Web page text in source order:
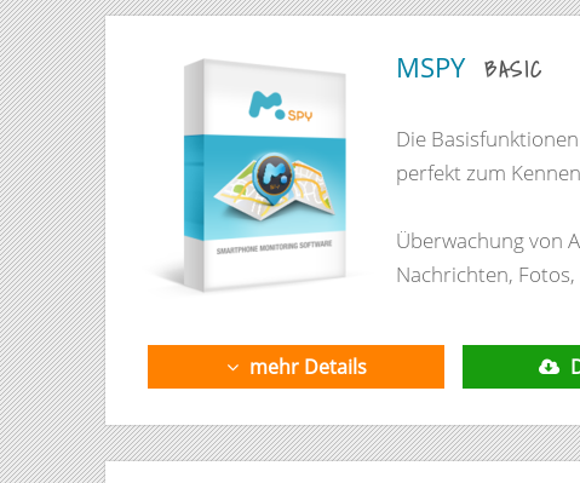
MSPY BASIC
Die
perfekt zum
Überwachung von
Nachrichten,
mehr Details